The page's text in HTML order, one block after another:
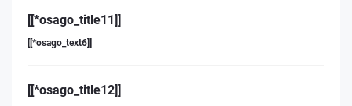
[[*osago_title11]]
[[*osago_text6]]
[[*osago_title12]]